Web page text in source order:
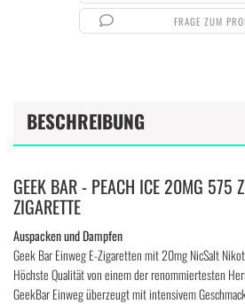
FRAGE ZUM
BESCHREIBUNG
GEEK BAR - PEACH ICE 20MG 575
ZIGARETTE
Auspacken und Dampfen
Geek Bar Einweg E-Zigaretten mit 20mg NicSalt
Höchste Qualität von einem der renommiertesten
GeekBar Einweg überzeugt mit intensivem